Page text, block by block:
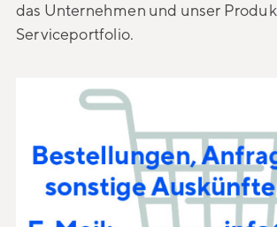
das Unternehmen und unser
Serviceportfolio.